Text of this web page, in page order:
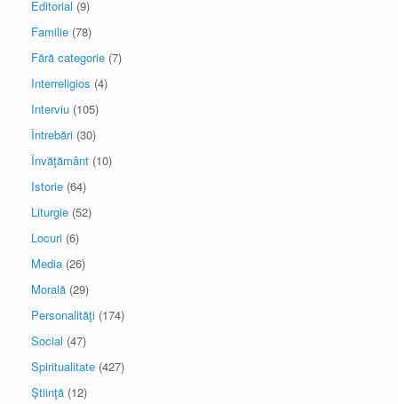
Editorial (9)
Familie (78)
Fără categorie (7)
Interreligios (4)
Interviu (105)
Întrebări (30)
Învăţământ (10)
Istorie (64)
Liturgie (52)
Locuri (6)
Media (26)
Morală (29)
Personalităţi (174)
Social (47)
Spiritualitate (427)
Ştiinţă (12)